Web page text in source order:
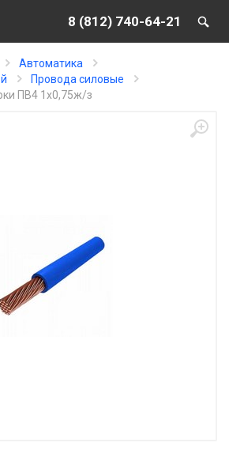
8 (812) 740-64-21
Автоматика
Провода силовые
ПВ4 1х0,75ж/з